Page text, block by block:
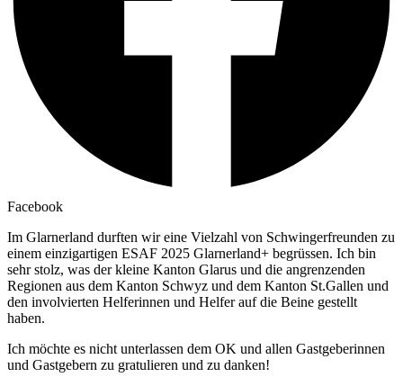
Facebook
Im Glarnerland durften wir eine Vielzahl von Schwingerfreunden zu
einem einzigartigen ESAF 2025 Glarnerland+ begrüssen. Ich bin
sehr stolz, was der kleine Kanton Glarus und die angrenzenden
Regionen aus dem Kanton Schwyz und dem Kanton St.Gallen und
den involvierten Helferinnen und Helfer auf die Beine gestellt
haben.
Ich möchte es nicht unterlassen dem OK und allen Gastgeberinnen
und Gastgebern zu gratulieren und zu danken!